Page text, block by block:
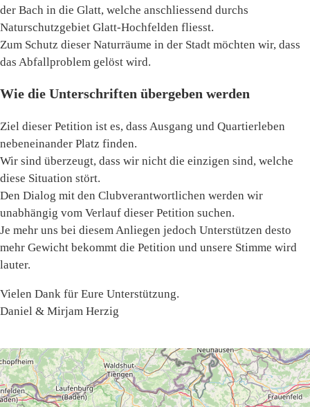
der Bach in die Glatt, welche anschliessend durchs
Naturschutzgebiet Glatt-Hochfelden fliesst.
Zum Schutz dieser Naturräume in der Stadt möchten wir, dass
das Abfallproblem gelöst wird.
Wie die Unterschriften übergeben werden
Ziel dieser Petition ist es, dass Ausgang und Quartierleben
nebeneinander Platz finden.
Wir sind überzeugt, dass wir nicht die einzigen sind, welche
diese Situation stört.
Den Dialog mit den Clubverantwortlichen werden wir
unabhängig vom Verlauf dieser Petition suchen.
Je mehr uns bei diesem Anliegen jedoch Unterstützen desto
mehr Gewicht bekommt die Petition und unsere Stimme wird
lauter.
Vielen Dank für Eure Unterstützung.
Daniel & Mirjam Herzig